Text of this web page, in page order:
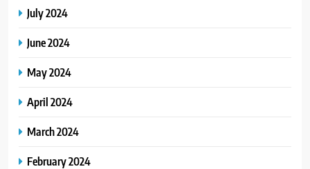
July 2024
June 2024
May 2024
April 2024
March 2024
February 2024